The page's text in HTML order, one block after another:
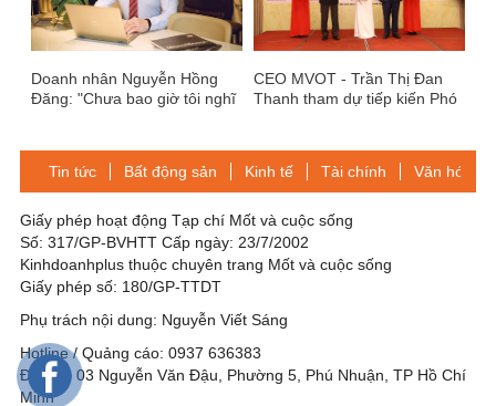
Doanh nhân Nguyễn Hồng
Đăng: "Chưa bao giờ tôi nghĩ
CEO MVOT - Trần Thị Đan
Thanh tham dự tiếp kiến Phó
Tin tức Bất động sản Kinh tế Tài chính Văn hóa-
Giấy phép hoạt động Tạp chí Mốt và cuộc sống
Số: 317/GP-BVHTT Cấp ngày: 23/7/2002
Kinhdoanhplus thuộc chuyên trang Mốt và cuộc sống
Giấy phép số: 180/GP-TTDT
Phụ trách nội dung: Nguyễn Viết Sáng
Hotline / Quảng cáo: 0937 636383
Địa chỉ: 03 Nguyễn Văn Đậu, Phường 5, Phú Nhuận, TP Hồ Chí
Minh